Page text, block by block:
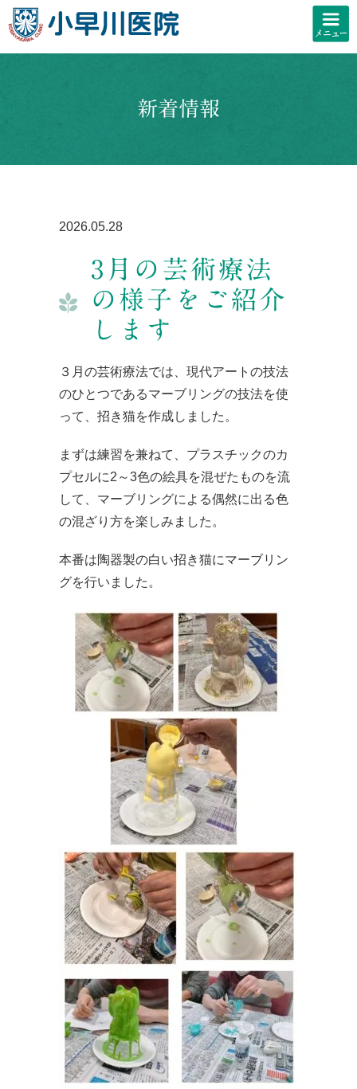
新着情報
2026.05.28
3月の芸術療法
の様子をご紹介
します
３月の芸術療法では、現代アートの技法
のひとつであるマーブリングの技法を使
って、招き猫を作成しました。
まずは練習を兼ねて、プラスチックのカ
プセルに2～3色の絵具を混ぜたものを流
して、マーブリングによる偶然に出る色
の混ざり方を楽しみました。
本番は陶器製の白い招き猫にマーブリン
グを行いました。